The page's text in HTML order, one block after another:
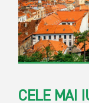
CELE MAI